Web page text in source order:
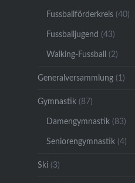
Fussballförderkreis(40)
Fussballjugend (43)
Walking-Fussball (2)
Generalversammlung(1)
Gymnastik(87)
Damengymnastik(83)
Seniorengymnastik(4)
Ski(3)